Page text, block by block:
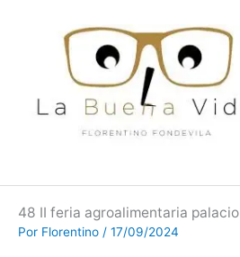
48 II feria agroalimentaria
Por Florentino / 17/09/2024